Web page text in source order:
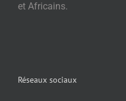
et Africains.
Réseaux sociaux